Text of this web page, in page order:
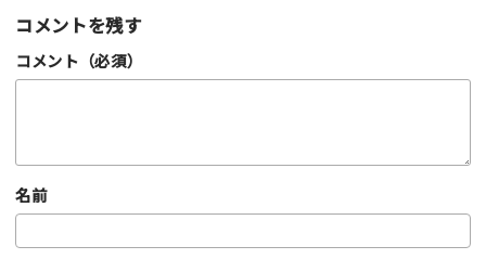
コメントを残す
コメント（必須）
名前